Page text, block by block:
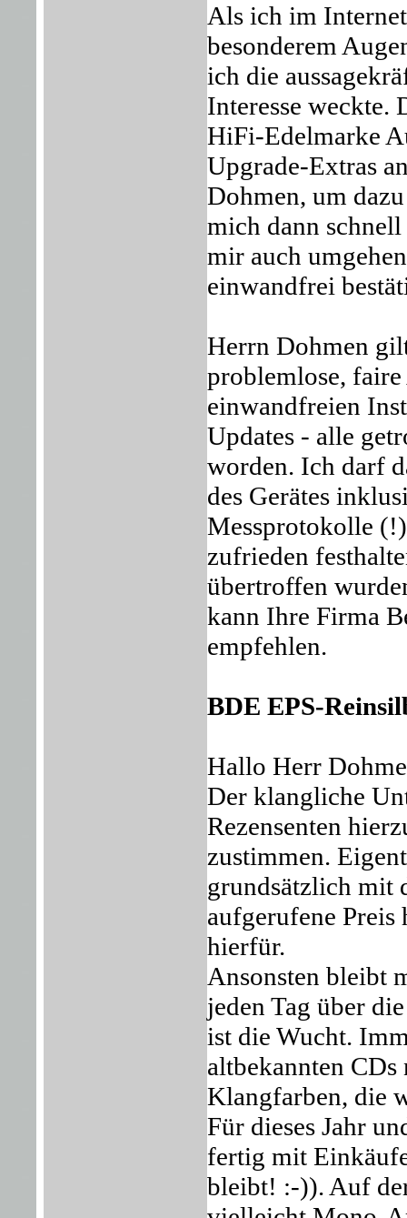
Als ich im
besonderem
ich die
Interesse weckte.
HiFi-Edelmarke
Upgrade-Extras
Dohmen, um
mich dann schnell
mir auch
einwandfrei
Herrn Dohmen
problemlose,
einwandfreien
Updates - alle
worden. Ich darf
des Gerätes
Messprotokolle
zufrieden
übertroffen
kann Ihre Firma
empfehlen.
BDE EPS-
Hallo Herr
Der klangliche
Rezensenten
zustimmen.
grundsätzlich mit
aufgerufene
hierfür.
Ansonsten bleibt
jeden Tag über
ist die Wucht.
altbekannten CDs
Klangfarben, die
Für dieses Jahr
fertig mit
bleibt! :-)). Auf